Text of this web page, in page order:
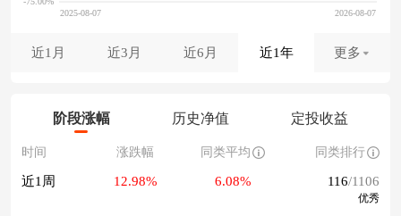
近1月 近3月 近6月 近1年 更多
阶段涨幅 历史净值 定投收益
时间 涨跌幅 同类平均 同类排行
近1周 12.98% 6.08% 116/1106
优秀